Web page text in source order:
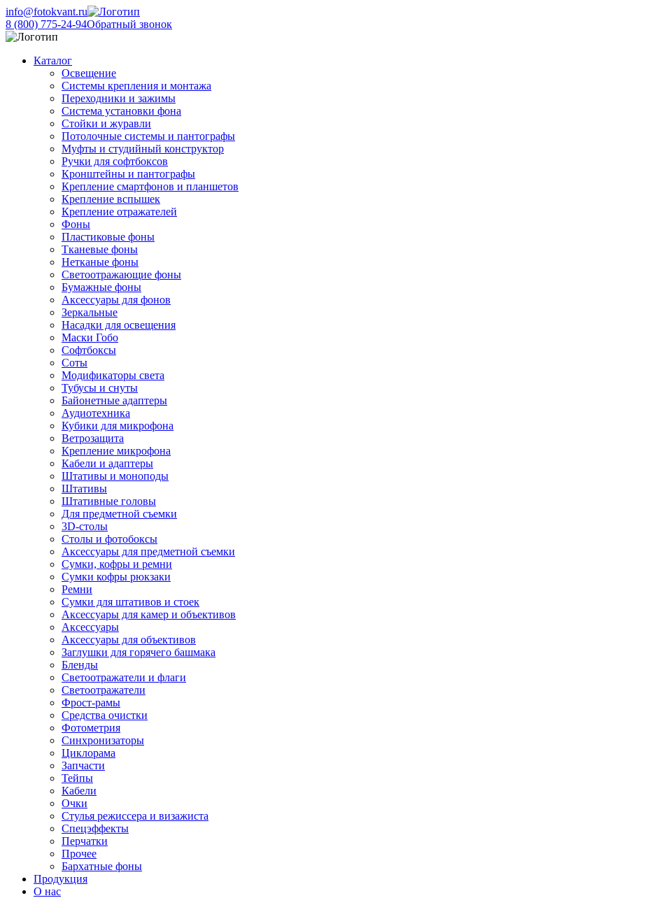
info@fotokvant.ru
8 (800) 775-24-94Обратный звонок
Каталог
Освещение
Системы крепления и монтажа
Переходники и зажимы
Система установки фона
Стойки и журавли
Потолочные системы и пантографы
Муфты и студийный конструктор
Ручки для софтбоксов
Кронштейны и пантографы
Крепление смартфонов и планшетов
Крепление вспышек
Крепление отражателей
Фоны
Пластиковые фоны
Тканевые фоны
Нетканые фоны
Светоотражающие фоны
Бумажные фоны
Аксессуары для фонов
Зеркальные
Насадки для освещения
Маски Гобо
Софтбоксы
Соты
Модификаторы света
Тубусы и снуты
Байонетные адаптеры
Аудиотехника
Кубики для микрофона
Ветрозащита
Крепление микрофона
Кабели и адаптеры
Штативы и моноподы
Штативы
Штативные головы
Для предметной съемки
3D-столы
Столы и фотобоксы
Аксессуары для предметной съемки
Сумки, кофры и ремни
Сумки кофры рюкзаки
Ремни
Сумки для штативов и стоек
Аксессуары для камер и объективов
Аксессуары
Аксессуары для объективов
Заглушки для горячего башмака
Бленды
Светоотражатели и флаги
Светоотражатели
Фрост-рамы
Средства очистки
Фотометрия
Синхронизаторы
Циклорама
Запчасти
Тейпы
Кабели
Очки
Стулья режиссера и визажиста
Спецэффекты
Перчатки
Прочее
Бархатные фоны
Продукция
О нас